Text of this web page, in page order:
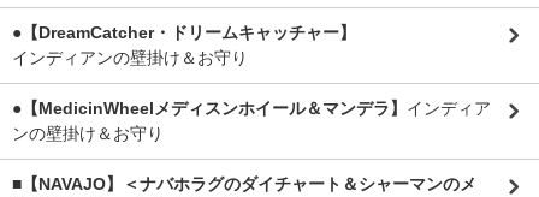
●【DreamCatcher・ドリームキャッチャー】
インディアンの壁掛け＆お守り
●【MedicinWheelメディスンホイール＆マンデラ】 インディア
ンの壁掛け＆お守り
■【NAVAJO】＜ナバホラグのダイチャート＆シャーマンのメ